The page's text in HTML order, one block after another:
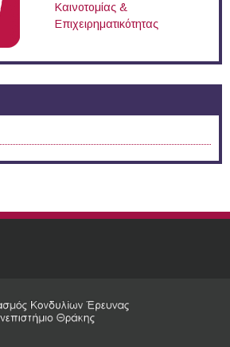
Καινοτομίας &
Επιχειρηματικότητας